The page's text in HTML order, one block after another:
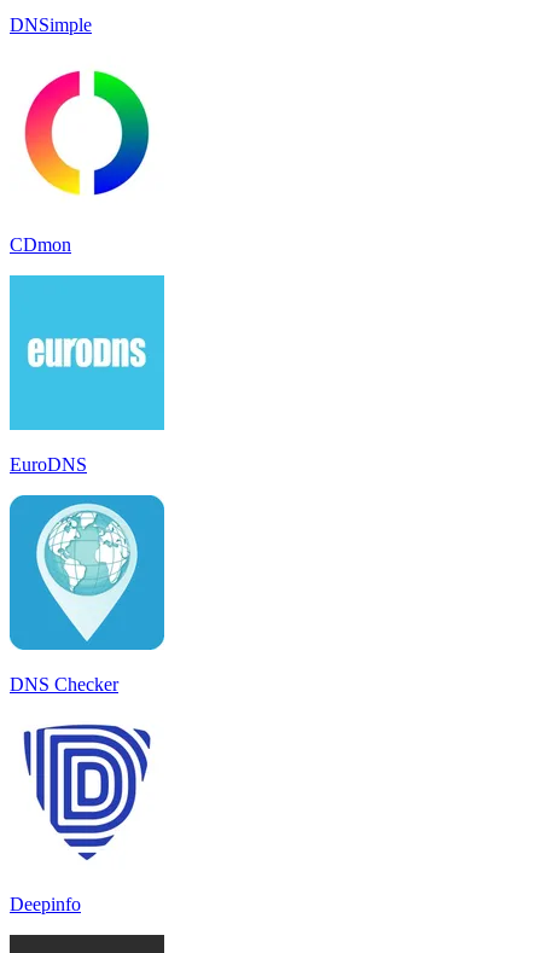
DNSimple
CDmon
EuroDNS
DNS Checker
Deepinfo